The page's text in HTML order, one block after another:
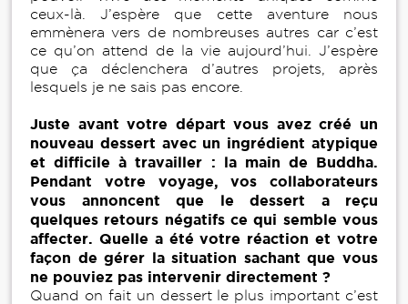
ceux-là. J’espère que cette aventure nous
emmènera vers de nombreuses autres car c’est
ce qu’on attend de la vie aujourd’hui. J’espère
que ça déclenchera d’autres projets, après
lesquels je ne sais pas encore.
Juste avant votre départ vous avez créé un
nouveau dessert avec un ingrédient atypique
et difficile à travailler : la main de Buddha.
Pendant votre voyage, vos collaborateurs
vous annoncent que le dessert a reçu
quelques retours négatifs ce qui semble vous
affecter. Quelle a été votre réaction et votre
façon de gérer la situation sachant que vous
ne pouviez pas intervenir directement ?
Quand on fait un dessert le plus important c’est